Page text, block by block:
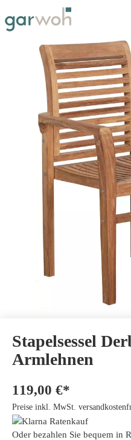
Stapelsessel
Armlehnen
119,00 €*
Preise inkl. MwSt.
Oder bezahlen Sie bequem in